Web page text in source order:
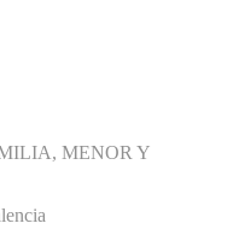
MENOR Y